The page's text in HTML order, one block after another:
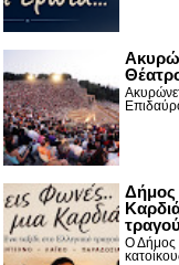
Δήμος
Ο Δήμος